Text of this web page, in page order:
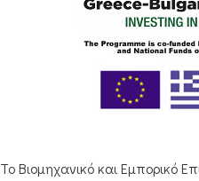
Το Βιομηχανικό και Εμπορικό